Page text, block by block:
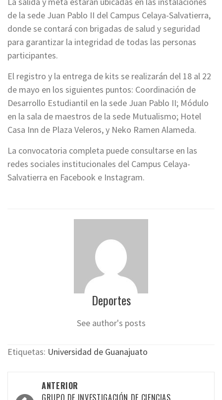
de la sede Juan Pablo II del Campus Celaya-Salvatierra,
donde se contará con brigadas de salud y seguridad
para garantizar la integridad de todas las personas
participantes.
El registro y la entrega de kits se realizarán del 18 al 22
de mayo en los siguientes puntos: Coordinación de
Desarrollo Estudiantil en la sede Juan Pablo II; Módulo
en la sala de maestros de la sede Mutualismo; Hotel
Casa Inn de Plaza Veleros, y Neko Ramen Alameda.
La convocatoria completa puede consultarse en las
redes sociales institucionales del Campus Celaya-
Salvatierra en Facebook e Instagram.
Deportes
See author's posts
Etiquetas: Universidad de Guanajuato
Navegación
ANTERIOR
GRUPO DE INVESTIGACIÓN DE CIENCIAS